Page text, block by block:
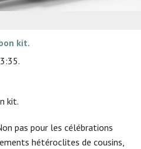
kit.
kit.
pas pour les célébrations
hétéroclites de cousins,